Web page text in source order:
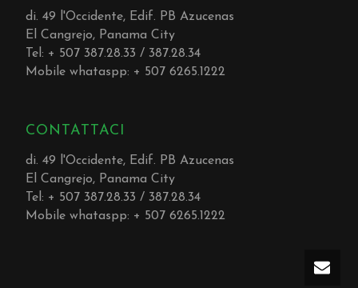
di. 49 l'Occidente, Edif. PB Azucenas
El Cangrejo, Panama City
Tel: + 507 387.28.33 / 387.28.34
Mobile whataspp: + 507 6265.1222
CONTATTACI
di. 49 l'Occidente, Edif. PB Azucenas
El Cangrejo, Panama City
Tel: + 507 387.28.33 / 387.28.34
Mobile whataspp: + 507 6265.1222